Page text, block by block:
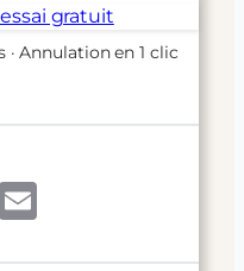
gratuit
Annulation en 1 clic
Copy